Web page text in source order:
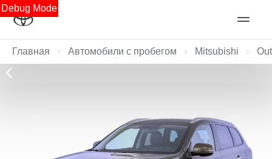
Debug Mode
Главная Автомобили с пробегом Mitsubishi